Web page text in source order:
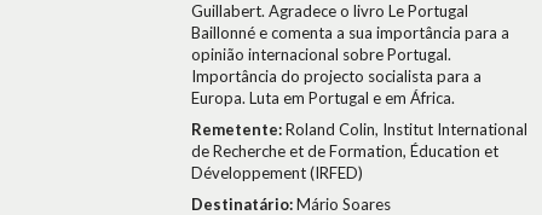
Guillabert. Agradece o livro Le Portugal
Baillonné e comenta a sua importância para a
opinião internacional sobre Portugal.
Importância do projecto socialista para a
Europa. Luta em Portugal e em África.
Remetente:Roland Colin, Institut International
de Recherche et de Formation, Éducation et
Développement (IRFED)
Destinatário:Mário Soares